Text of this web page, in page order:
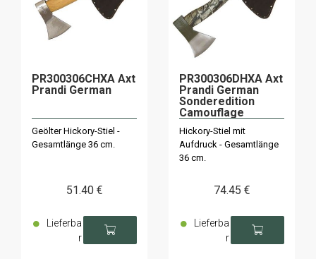
PR300306CHXA Axt
Prandi German
Geölter Hickory-Stiel -
Gesamtlänge 36 cm.
51.40 €
Lieferba
r
PR300306DHXA Axt
Prandi German
Sonderedition
Camouflage
Hickory-Stiel mit
Aufdruck - Gesamtlänge
36 cm.
74.45 €
Lieferba
r